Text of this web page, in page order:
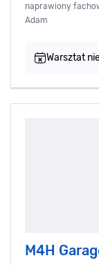
naprawiony
Adam
Warsztat
M4H